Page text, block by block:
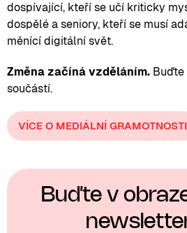
dospívající, kteří se učí kriticky
dospělé a seniory, kteří se musí
měnící digitální svět.
Změna začíná vzděláním. Buďte
součástí.
VÍCE O MEDIÁLNÍ GRAMOTNOSTI
Buďte v